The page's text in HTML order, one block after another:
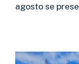
agosto se